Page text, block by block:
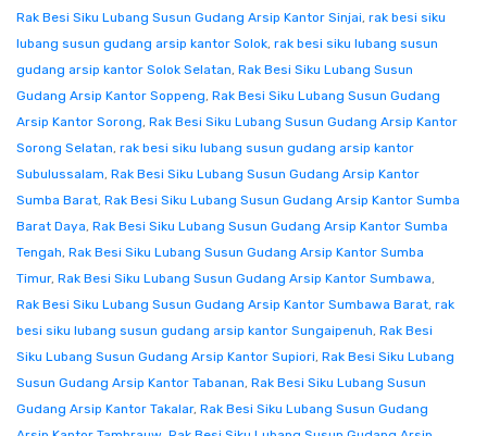
Rak Besi Siku Lubang Susun Gudang Arsip Kantor Sinjai, rak besi siku
lubang susun gudang arsip kantor Solok, rak besi siku lubang susun
gudang arsip kantor Solok Selatan, Rak Besi Siku Lubang Susun
Gudang Arsip Kantor Soppeng, Rak Besi Siku Lubang Susun Gudang
Arsip Kantor Sorong, Rak Besi Siku Lubang Susun Gudang Arsip Kantor
Sorong Selatan, rak besi siku lubang susun gudang arsip kantor
Subulussalam, Rak Besi Siku Lubang Susun Gudang Arsip Kantor
Sumba Barat, Rak Besi Siku Lubang Susun Gudang Arsip Kantor Sumba
Barat Daya, Rak Besi Siku Lubang Susun Gudang Arsip Kantor Sumba
Tengah, Rak Besi Siku Lubang Susun Gudang Arsip Kantor Sumba
Timur, Rak Besi Siku Lubang Susun Gudang Arsip Kantor Sumbawa,
Rak Besi Siku Lubang Susun Gudang Arsip Kantor Sumbawa Barat, rak
besi siku lubang susun gudang arsip kantor Sungaipenuh, Rak Besi
Siku Lubang Susun Gudang Arsip Kantor Supiori, Rak Besi Siku Lubang
Susun Gudang Arsip Kantor Tabanan, Rak Besi Siku Lubang Susun
Gudang Arsip Kantor Takalar, Rak Besi Siku Lubang Susun Gudang